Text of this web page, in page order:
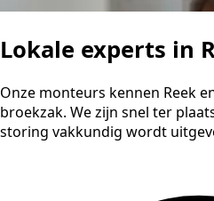
Lokale experts in
Onze monteurs kennen Reek
broekzak. We zijn snel ter
storing vakkundig wordt